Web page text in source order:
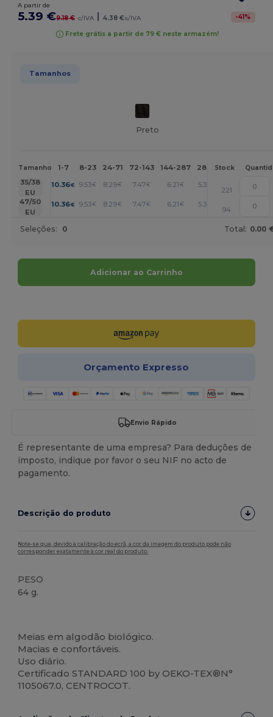
A partir de
5.39 €9.18 € c/IVA | 4.38 €s/IVA -41%
Frete grátis a partir de 79 € neste armazém!
Tamanhos
Preto
Tamanho 1-7 8-23 24-71 72-143 144-287 288 + Mais
Stock
35/38
EU
10.36€ 9.53€ 8.29€ 7.47€ 6.21€ 5.39 +
221
47/50
EU
10.36€ 9.53€ 8.29€ 7.47€ 6.21€ 5.39 +
94
Seleções: 0 Total: 0.00
Adicionar ao Carrinho
Orçamento Expresso
Envio Rápido
É representante de uma empresa? Para deduções de
imposto, indique por favor o seu NIF no acto de
pagamento.
Descrição do produto
Note-se que, devido à calibração do ecrã, a cor da imagem do produto pode não
corresponder exatamente à cor real do produto.
PESO
64 g.
Meias em algodão biológico.
Macias e confortáveis.
Uso diário.
Certificado STANDARD 100 by OEKO-TEX®N°
1105067.0, CENTROCOT.